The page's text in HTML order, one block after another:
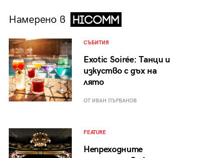
Намерено в
СЪБИТИЯ
Exotic Soirée: Танци и
изкуство с дъх на
лято
ОТ ИВАН ПЪРВАНОВ
FEATURE
Непреходните